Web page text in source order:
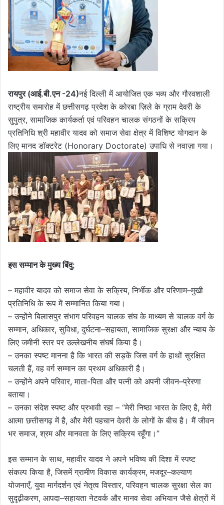
रायपुर (आई.बी.एन -24)नई दिल्ली में आयोजित एक भव्य और गौरवशाली
राष्ट्रीय समारोह में छत्तीसगढ़ प्रदेश के कोरबा ज़िले के ग्राम देवरी के
सुपुत्र, सामाजिक कार्यकर्ता एवं परिवहन चालक संगठनों के सक्रिय
प्रतिनिधि श्री महावीर यादव को समाज सेवा क्षेत्र में विशिष्ट योगदान के
लिए मानद डॉक्टरेट (Honorary Doctorate) उपाधि से नवाज़ा गया।
इस सम्मान के मुख्य बिंदु:
– महावीर यादव को समाज सेवा के सक्रिय, निर्भीक और परिणाम–मुखी
प्रतिनिधि के रूप में सम्मानित किया गया।
– उन्होंने बिलासपुर संभाग परिवहन चालक संघ के माध्यम से चालक वर्ग के
सम्मान, अधिकार, सुविधा, दुर्घटना–सहायता, सामाजिक सुरक्षा और न्याय के
लिए जमीनी स्तर पर उल्लेखनीय संघर्ष किया है।
– उनका स्पष्ट मानना है कि भारत की सड़कें जिस वर्ग के हाथों सुरक्षित
चलती हैं, वह वर्ग सम्मान का प्रथम अधिकारी है।
– उन्होंने अपने परिवार, माता-पिता और पत्नी को अपनी जीवन–प्रेरणा
बताया।
– उनका संदेश स्पष्ट और प्रभावी रहा – “मेरी निष्ठा भारत के लिए है, मेरी
आत्मा छत्तीसगढ़ में है, और मेरी पहचान देवरी के लोगों के बीच है। मैं जीवन
भर समाज, श्रम और मानवता के लिए सक्रिय रहूँगा।”
इस सम्मान के साथ, महावीर यादव ने अपने भविष्य की दिशा में स्पष्ट
संकल्प किया है, जिसमें ग्रामीण विकास कार्यक्रम, मजदूर–कल्याण
योजनाएँ, युवा मार्गदर्शन एवं नेतृत्व विस्तार, परिवहन चालक सुरक्षा सेल का
सुदृढ़ीकरण, आपदा–सहायता नेटवर्क और मानव सेवा अभियान जैसे क्षेत्रों में